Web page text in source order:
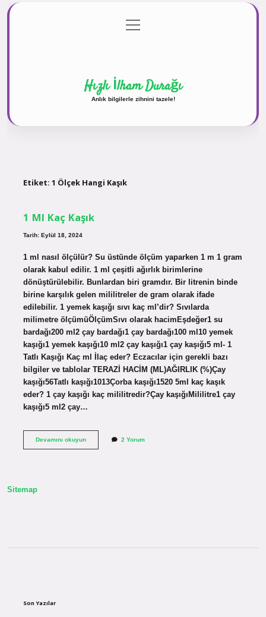
Gizlilik Politikası
menüyü
aç
Hızlı İlham Durağı
Anlık bilgilerle zihnini tazele!
Etiket: 1 Ölçek Hangi Kaşık
1 Ml Kaç Kaşık
Tarih: Eylül 18, 2024
1 ml nasıl ölçülür? Su üstünde ölçüm yaparken 1 m 1 gram
olarak kabul edilir. 1 ml çeşitli ağırlık birimlerine
dönüştürülebilir. Bunlardan biri gramdır. Bir litrenin binde
birine karşılık gelen mililitreler de gram olarak ifade
edilebilir. 1 yemek kaşığı sıvı kaç ml’dir? Sıvılarda
milimetre ölçümüÖlçümSıvı olarak hacimEşdeğer1 su
bardağı200 ml2 çay bardağı1 çay bardağı100 ml10 yemek
kaşığı1 yemek kaşığı10 ml2 çay kaşığı1 çay kaşığı5 ml- 1
Tatlı Kaşığı Kaç ml İlaç eder? Eczacılar için gerekli bazı
bilgiler ve tablolar TERAZİ HACİM (ML)AĞIRLIK (%)Çay
kaşığı56Tatlı kaşığı1013Çorba kaşığı1520 5ml kaç kaşık
eder? 1 çay kaşığı kaç mililitredir?Çay kaşığıMililitre1 çay
kaşığı5 ml2 çay…
Devamını okuyun1
2 Yorum
Sitemap
Son Yazılar